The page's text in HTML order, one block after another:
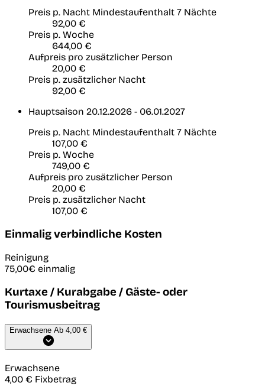
Preis p. Nacht Mindestaufenthalt 7 Nächte
92,00 €
Preis p. Woche
644,00 €
Aufpreis pro zusätzlicher Person
20,00 €
Preis p. zusätzlicher Nacht
92,00 €
Hauptsaison 20.12.2026 - 06.01.2027
Preis p. Nacht Mindestaufenthalt 7 Nächte
107,00 €
Preis p. Woche
749,00 €
Aufpreis pro zusätzlicher Person
20,00 €
Preis p. zusätzlicher Nacht
107,00 €
Einmalig verbindliche Kosten
Reinigung
75,00€ einmalig
Kurtaxe / Kurabgabe / Gäste- oder
Tourismusbeitrag
Erwachsene Ab 4,00 €
Erwachsene
4,00 € Fixbetrag